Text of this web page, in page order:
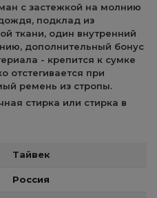
с застежкой на молнию
подклад из
ткани, один внутренний
дополнительный бонус
- крепится к сумке
отстегивается при
ремень из стропы.
стирка или стирка в
Тайвек
Россия